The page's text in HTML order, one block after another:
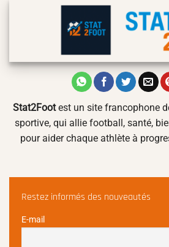
Stat2Footest un site francophone
sportive, qui allie football, santé,
pour aider chaque athlète à
Restez informés des nouveautés
E-mail